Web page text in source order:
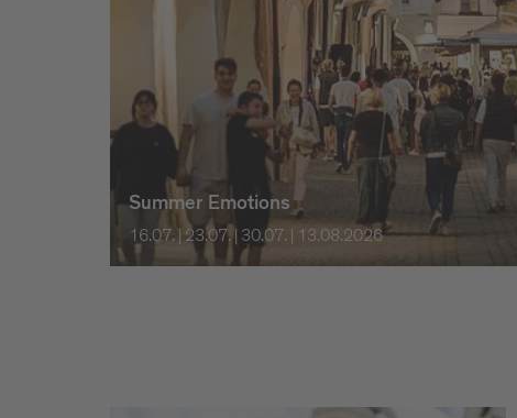
Summer Emotions
16.07. | 23.07. | 30.07. | 13.08.2026